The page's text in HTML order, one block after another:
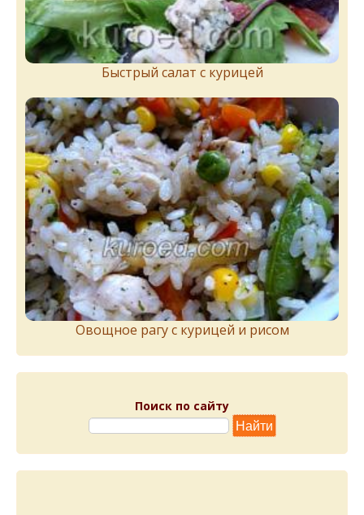
Быстрый салат с курицей
Овощное рагу с курицей и рисом
Поиск по сайту